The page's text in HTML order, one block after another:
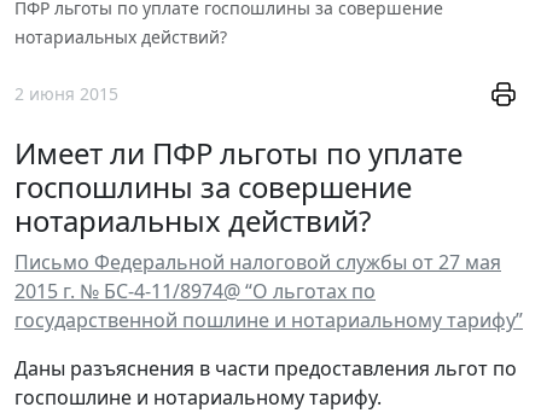
ПФР льготы по уплате госпошлины за совершение
нотариальных действий?
2 июня 2015
Имеет ли ПФР льготы по уплате
госпошлины за совершение
нотариальных действий?
Письмо Федеральной налоговой службы от 27 мая
2015 г. № БС-4-11/8974@ “О льготах по
государственной пошлине и нотариальному тарифу”
Даны разъяснения в части предоставления льгот по
госпошлине и нотариальному тарифу.